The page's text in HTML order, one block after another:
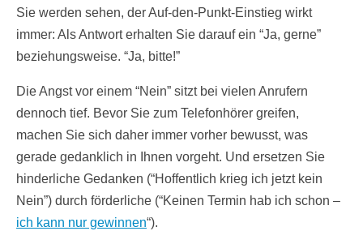
Sie werden sehen, der Auf-den-Punkt-Einstieg wirkt
immer: Als Antwort erhalten Sie darauf ein “Ja, gerne”
beziehungsweise. “Ja, bitte!”
Die Angst vor einem “Nein” sitzt bei vielen Anrufern
dennoch tief. Bevor Sie zum Telefonhörer greifen,
machen Sie sich daher immer vorher bewusst, was
gerade gedanklich in Ihnen vorgeht. Und ersetzen Sie
hinderliche Gedanken (“Hoffentlich krieg ich jetzt kein
Nein”) durch förderliche (“Keinen Termin hab ich schon –
ich kann nur gewinnen“).